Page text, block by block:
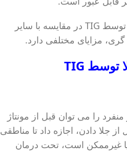
جوشکاری یک قطعه جواهر توسط TIG در مقایسه با سایر
مزایای مختلفی دارد.
توسط TIG
را می توان قبل از مونتاژ
از جلا دادن، اجازه داد تا مناطقی
غیرممکن است، تحت درمان